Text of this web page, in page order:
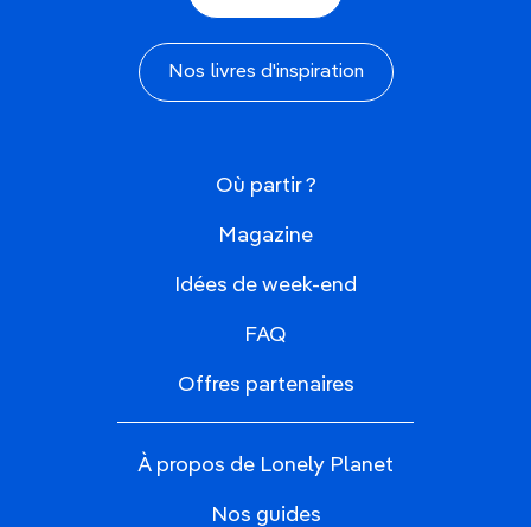
Nos livres d'inspiration
Où partir ?
Magazine
Idées de week-end
FAQ
Offres partenaires
À propos de Lonely Planet
Nos guides